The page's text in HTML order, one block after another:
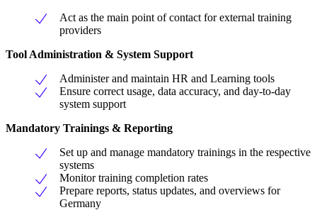
Act as the main point of contact for external training
providers
Tool Administration & System Support
Administer and maintain HR and Learning tools
Ensure correct usage, data accuracy, and day-to-day
system support
Mandatory Trainings & Reporting
Set up and manage mandatory trainings in the respective
systems
Monitor training completion rates
Prepare reports, status updates, and overviews for
Germany